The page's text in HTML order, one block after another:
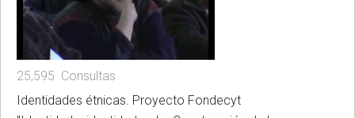
25,595 Consultas
Identidades étnicas. Proyecto Fondecyt